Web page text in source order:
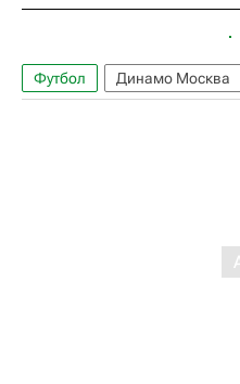
Футбол Динамо Москва